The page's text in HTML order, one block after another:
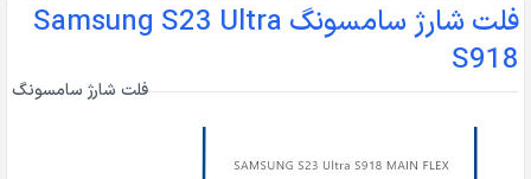
فلت شارژ سامسونگ Samsung S23 Ultra
S918
فلت شارژ سامسونگ